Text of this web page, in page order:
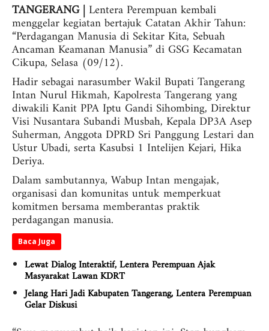
TANGERANG | Lentera Perempuan kembali
menggelar kegiatan bertajuk Catatan Akhir Tahun:
“Perdagangan Manusia di Sekitar Kita, Sebuah
Ancaman Keamanan Manusia” di GSG Kecamatan
Cikupa, Selasa (09/12).
Hadir sebagai narasumber Wakil Bupati Tangerang
Intan Nurul Hikmah, Kapolresta Tangerang yang
diwakili Kanit PPA Iptu Gandi Sihombing, Direktur
Visi Nusantara Subandi Musbah, Kepala DP3A Asep
Suherman, Anggota DPRD Sri Panggung Lestari dan
Ustur Ubadi, serta Kasubsi 1 Intelijen Kejari, Hika
Deriya.
Dalam sambutannya, Wabup Intan mengajak,
organisasi dan komunitas untuk memperkuat
komitmen bersama memberantas praktik
perdagangan manusia.
Baca Juga
Lewat Dialog Interaktif, Lentera Perempuan Ajak
Masyarakat Lawan KDRT
Jelang Hari Jadi Kabupaten Tangerang, Lentera Perempuan
Gelar Diskusi